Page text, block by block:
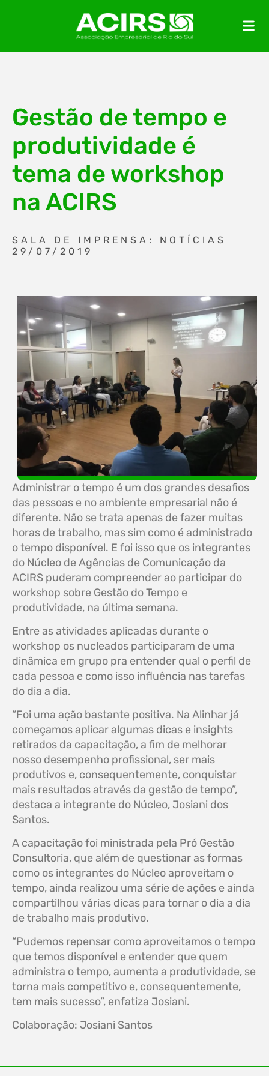
Gestão de tempo e
produtividade é
tema de workshop
na ACIRS
SALA DE IMPRENSA: NOTÍCIAS
29/07/2019
Administrar o tempo é um dos grandes desafios
das pessoas e no ambiente empresarial não é
diferente. Não se trata apenas de fazer muitas
horas de trabalho, mas sim como é administrado
o tempo disponível. E foi isso que os integrantes
do Núcleo de Agências de Comunicação da
ACIRS puderam compreender ao participar do
workshop sobre Gestão do Tempo e
produtividade, na última semana.
Entre as atividades aplicadas durante o
workshop os nucleados participaram de uma
dinâmica em grupo pra entender qual o perfil de
cada pessoa e como isso influência nas tarefas
do dia a dia.
“Foi uma ação bastante positiva. Na Alinhar já
começamos aplicar algumas dicas e insights
retirados da capacitação, a fim de melhorar
nosso desempenho profissional, ser mais
produtivos e, consequentemente, conquistar
mais resultados através da gestão de tempo”,
destaca a integrante do Núcleo, Josiani dos
Santos.
A capacitação foi ministrada pela Pró Gestão
Consultoria, que além de questionar as formas
como os integrantes do Núcleo aproveitam o
tempo, ainda realizou uma série de ações e ainda
compartilhou várias dicas para tornar o dia a dia
de trabalho mais produtivo.
“Pudemos repensar como aproveitamos o tempo
que temos disponível e entender que quem
administra o tempo, aumenta a produtividade, se
torna mais competitivo e, consequentemente,
tem mais sucesso”, enfatiza Josiani.
Colaboração: Josiani Santos